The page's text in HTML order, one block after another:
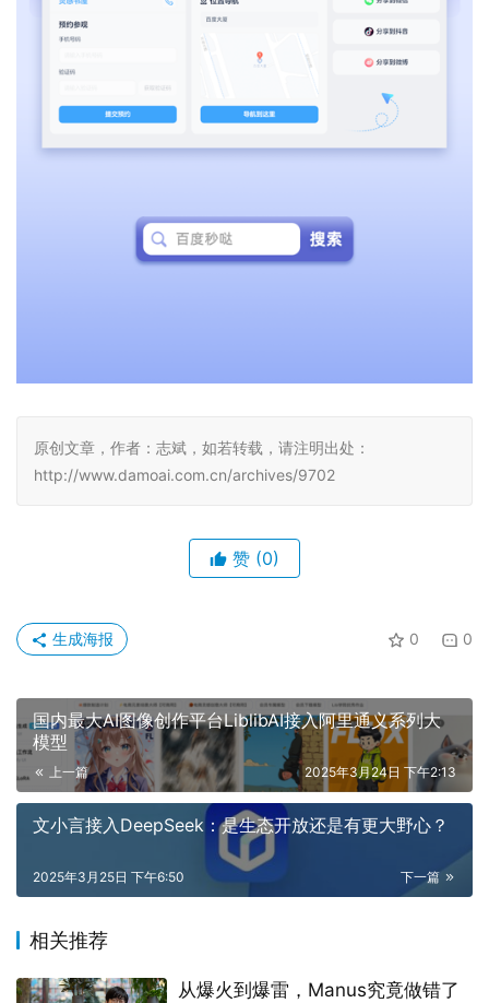
原创文章，作者：志斌，如若转载，请注明出处：
http://www.damoai.com.cn/archives/9702
赞 (0)
0 0
生成海报
国内最大AI图像创作平台LiblibAI接入阿里通义系列大
模型
上一篇 2025年3月24日 下午2:13
文小言接入DeepSeek：是生态开放还是有更大野心？
下一篇
2025年3月25日 下午6:50
相关推荐
从爆火到爆雷，Manus究竟做错了